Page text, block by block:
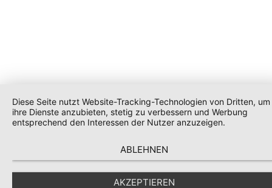
Diese Seite nutzt Website-Tracking-Technologien von Dritten, um
ihre Dienste anzubieten, stetig zu verbessern und Werbung
entsprechend den Interessen der Nutzer anzuzeigen.
ABLEHNEN
AKZEPTIEREN